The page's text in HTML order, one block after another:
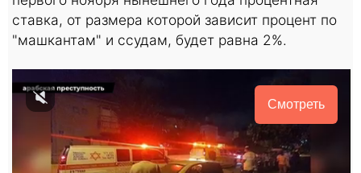
ставка, от размера которой зависит процент по
"машкантам" и ссудам, будет равна 2%.
Смотреть